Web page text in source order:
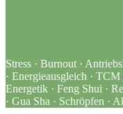
Stress · Burnout ·
· Energieausgleich ·
Energetik · Feng Shui ·
· Gua Sha · Schröpfen ·